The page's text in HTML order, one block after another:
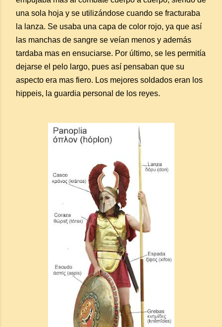
una sola hoja y se utilizándose cuando se fracturaba
la lanza. Se usaba una capa de color rojo, ya que así
las manchas de sangre se veían menos y además
tardaba mas en ensuciarse. Por último, se les permitía
dejarse el pelo largo, pues así pensaban que su
aspecto era mas fiero. Los mejores soldados eran los
hippeis, la guardia personal de los reyes.